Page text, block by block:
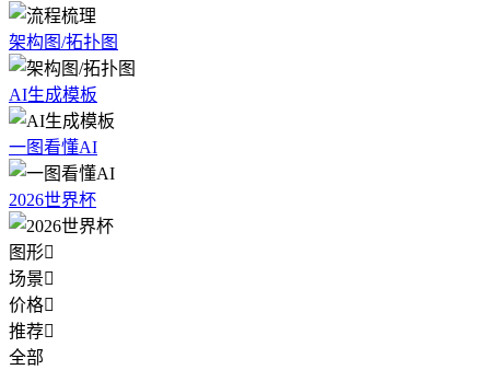
架构图/拓扑图
AI生成模板
一图看懂AI
2026世界杯
图形
场景
价格
推荐
全部